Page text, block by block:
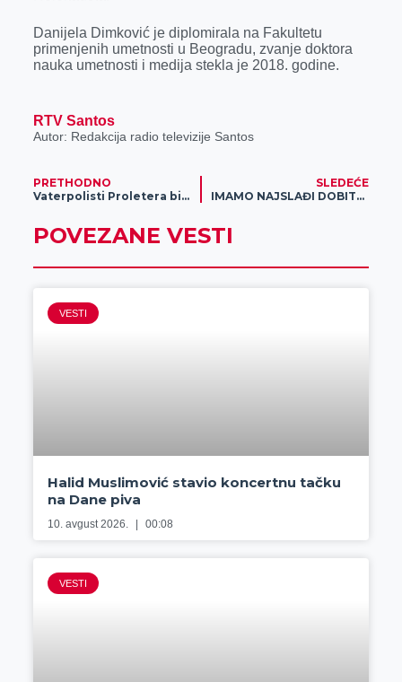
Danijela Dimković je diplomirala na Fakultetu
primenjenih umetnosti u Beogradu, zvanje doktora
nauka umetnosti i medija stekla je 2018. godine.
RTV Santos
Autor: Redakcija radio televizije Santos
PRETHODNO
Vaterpolisti Proletera biju bitku za opstanak
SLEDEĆE
IMAMO NAJSLAĐI DOBITAK GODINE! Voćna slot avantura donela Novosađaninu 1.399.000 DINARA!
POVEZANE VESTI
VESTI
Halid Muslimović stavio koncertnu tačku
na Dane piva
10. avgust 2026. 00:08
VESTI